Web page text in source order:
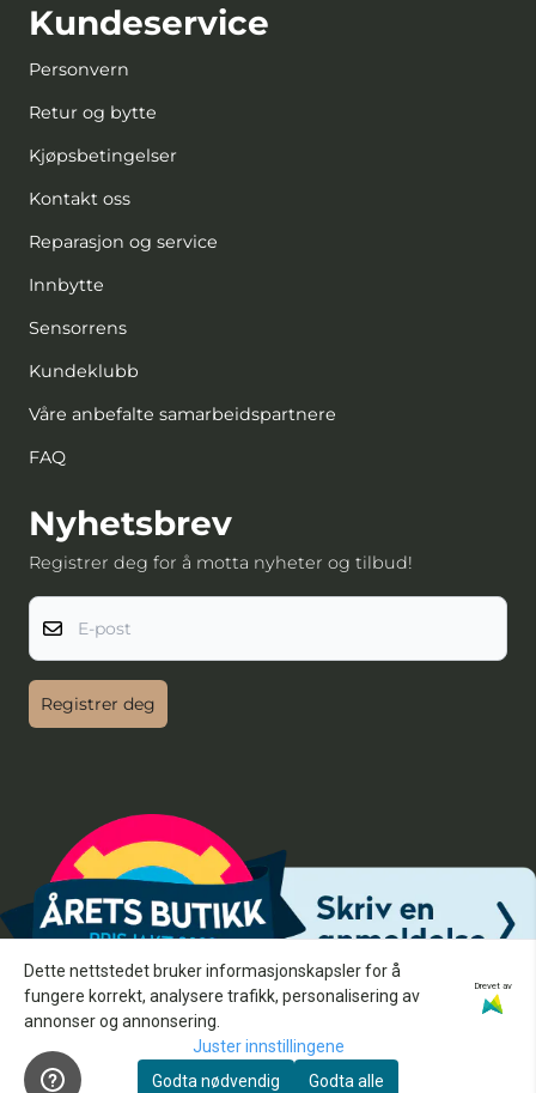
Kundeservice
Personvern
Retur og bytte
Kjøpsbetingelser
Kontakt oss
Reparasjon og service
Innbytte
Sensorrens
Kundeklubb
Våre anbefalte samarbeidspartnere
FAQ
Nyhetsbrev
Registrer deg for å motta nyheter og tilbud!
E-post
Registrer deg
Dette nettstedet bruker informasjonskapsler for å
fungere korrekt, analysere trafikk, personalisering av
annonser og annonsering.
Drevet av
Juster innstillingene
Godta nødvendig
Godta alle